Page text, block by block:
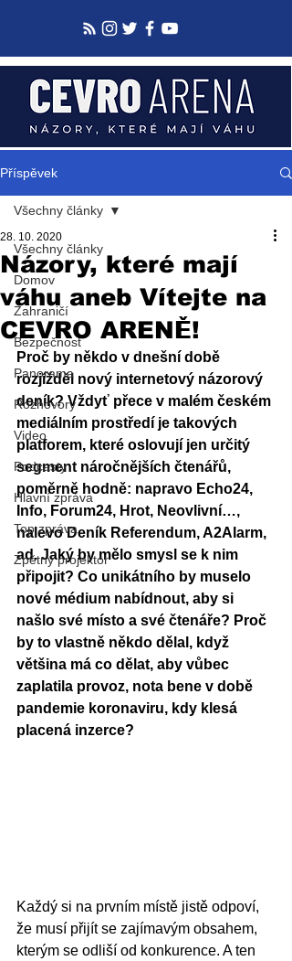
Příspěvek
Všechny články
Domov
Zahraničí
Bezpečnost
Panorama
Rozhovory
Video
Podcasty
Hlavní zpráva
Top zpráva
Zpětný projektor
Všechny články
Názory, které mají
váhu aneb Vítejte na
CEVRO ARENĚ!
28. 10. 2020
Proč by někdo v dnešní době
rozjížděl nový internetový názorový
deník? Vždyť přece v malém českém
mediálním prostředí je takových
platforem, které oslovují jen určitý
segment náročnějších čtenářů,
poměrně hodně: napravo Echo24,
Info, Forum24, Hrot, Neovlivní…,
nalevo Deník Referendum, A2Alarm,
ad. Jaký by mělo smysl se k nim
připojit? Co unikátního by muselo
nové médium nabídnout, aby si
našlo své místo a své čtenáře? Proč
by to vlastně někdo dělal, když
většina má co dělat, aby vůbec
zaplatila provoz, nota bene v době
pandemie koronaviru, kdy klesá
placená inzerce?
Každý si na prvním místě jistě odpoví,
že musí přijít se zajímavým obsahem,
kterým se odliší od konkurence. A ten